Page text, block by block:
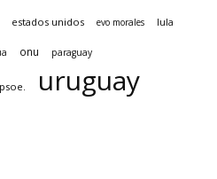
estados unidos evo morales lula
onu paraguay
psoe. uruguay